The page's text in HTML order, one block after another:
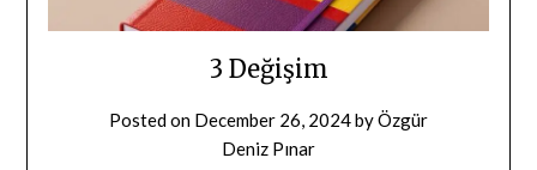
3 Değişim
Posted on December 26, 2024byÖzgür
Deniz Pınar